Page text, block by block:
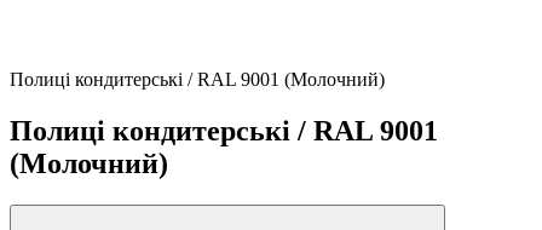
Полиці кондитерські / RAL 9001 (Молочний)
Полиці кондитерські / RAL 9001
(Молочний)